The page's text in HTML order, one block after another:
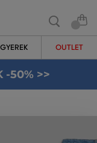
GYEREK OUTLET
-50% >>